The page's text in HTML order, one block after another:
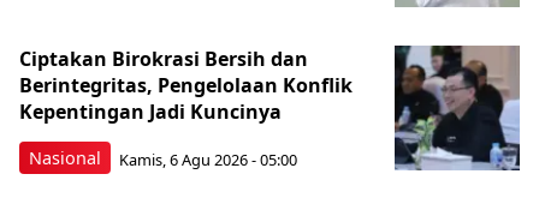
Nasional
Ciptakan Birokrasi Bersih dan
Berintegritas, Pengelolaan Konflik
Kepentingan Jadi Kuncinya
Kamis, 6 Agu 2026 - 05:00